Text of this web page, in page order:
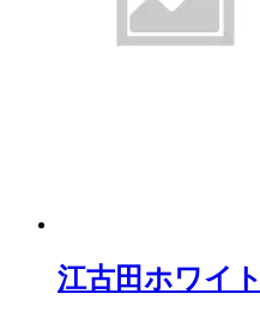
江古田ホワイ